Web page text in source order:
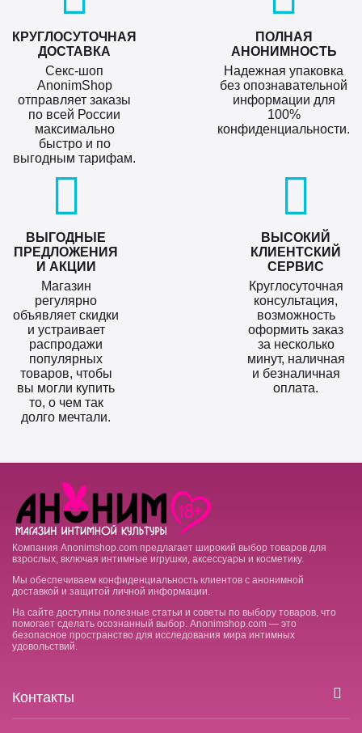
КРУГЛОСУТОЧНАЯ
ДОСТАВКА
Секс-шоп
AnonimShop
отправляет заказы
по всей России
максимально
быстро и по
выгодным тарифам.
ПОЛНАЯ
АНОНИМНОСТЬ
Надежная упаковка
без опознавательной
информации для
100%
конфиденциальности.
ВЫГОДНЫЕ
ПРЕДЛОЖЕНИЯ
И АКЦИИ
Магазин
регулярно
объявляет скидки
и устраивает
распродажи
популярных
товаров, чтобы
вы могли купить
то, о чем так
долго мечтали.
ВЫСОКИЙ
КЛИЕНТСКИЙ
СЕРВИС
Круглосуточная
консультация,
возможность
оформить заказ
за несколько
минут, наличная
и безналичная
оплата.
Компания Anonimshop.com предлагает широкий выбор товаров для
взрослых, включая интимные игрушки, аксессуары и косметику.
Мы обеспечиваем конфиденциальность клиентов с анонимной
доставкой и защитой личной информации.
На сайте доступны полезные статьи и советы по выбору товаров, что
помогает сделать осознанный выбор. Anonimshop.com — это
безопасное пространство для исследования мира интимных
удовольствий.
Контакты